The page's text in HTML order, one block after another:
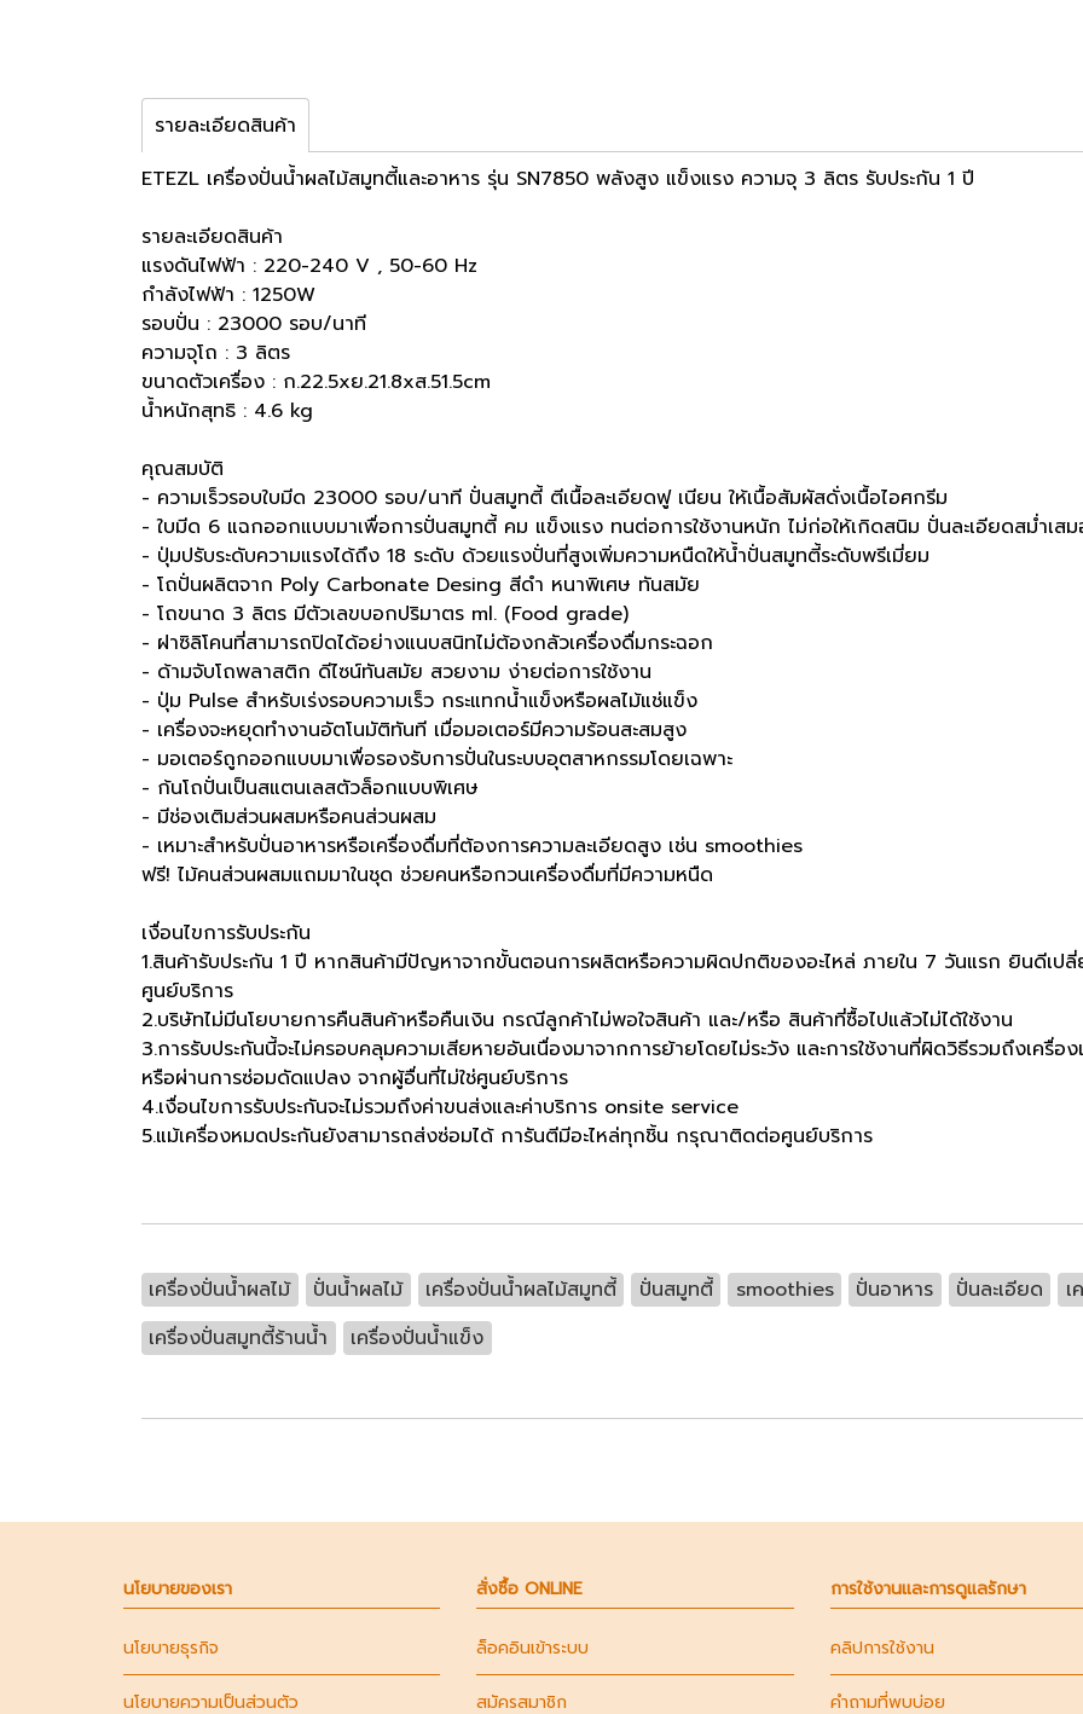
รายละเอียดสินค้า
ETEZL เครื่องปั่นน้ำผลไม้สมูทตี้และอาหาร รุ่น SN7850 พลังสูง แข็งแรง ความจุ 3 ลิตร รับประกัน 1 ปี
รายละเอียดสินค้า
แรงดันไฟฟ้า : 220-240 V , 50-60 Hz
กำลังไฟฟ้า : 1250W
รอบปั่น : 23000 รอบ/นาที
ความจุโถ : 3 ลิตร
ขนาดตัวเครื่อง : ก.22.5xย.21.8xส.51.5cm
น้ำหนักสุทธิ : 4.6 kg
คุณสมบัติ
- ความเร็วรอบใบมีด 23000 รอบ/นาที ปั่นสมูทตี้ ตีเนื้อละเอียดฟู เนียน ให้เนื้อสัมผัสดั่งเนื้อไอศกรีม
- ใบมีด 6 แฉกออกแบบมาเพื่อการปั่นสมูทตี้ คม แข็งแรง ทนต่อการใช้งานหนัก ไม่ก่อให้เกิดสนิม ปั่นละเอียดสม่ำเส
- ปุ่มปรับระดับความแรงได้ถึง 18 ระดับ ด้วยแรงปั่นที่สูงเพิ่มความหนืดให้น้ำปั่นสมูทตี้ระดับพรีเมี่ยม
- โถปั่นผลิตจาก Poly Carbonate Desing สีดำ หนาพิเศษ ทันสมัย
- โถขนาด 3 ลิตร มีตัวเลขบอกปริมาตร ml. (Food grade)
- ฝาซิลิโคนที่สามารถปิดได้อย่างแนบสนิทไม่ต้องกลัวเครื่องดื่มกระฉอก
- ด้ามจับโถพลาสติก ดีไซน์ทันสมัย สวยงาม ง่ายต่อการใช้งาน
- ปุ่ม Pulse สำหรับเร่งรอบความเร็ว กระแทกน้ำแข็งหรือผลไม้แช่แข็ง
- เครื่องจะหยุดทำงานอัตโนมัติทันที เมื่อมอเตอร์มีความร้อนสะสมสูง
- มอเตอร์ถูกออกแบบมาเพื่อรองรับการปั่นในระบบอุตสาหกรรมโดยเฉพาะ
- ก้นโถปั่นเป็นสแตนเลสตัวล็อกแบบพิเศษ
- มีช่องเติมส่วนผสมหรือคนส่วนผสม
- เหมาะสำหรับปั่นอาหารหรือเครื่องดื่มที่ต้องการความละเอียดสูง เช่น smoothies
ฟรี! ไม้คนส่วนผสมแถมมาในชุด ช่วยคนหรือกวนเครื่องดื่มที่มีความหนืด
เงื่อนไขการรับประกัน
1.สินค้ารับประกัน 1 ปี หากสินค้ามีปัญหาจากขั้นตอนการผลิตหรือความผิดปกติของอะไหล่ ภายใน 7 วันแรก ยินดีเป
ศูนย์บริการ
2.บริษัทไม่มีนโยบายการคืนสินค้าหรือคืนเงิน กรณีลูกค้าไม่พอใจสินค้า และ/หรือ สินค้าที่ซื้อไปแล้วไม่ได้ใช้งาน
3.การรับประกันนี้จะไม่ครอบคลุมความเสียหายอันเนื่องมาจากการย้ายโดยไม่ระวัง และการใช้งานที่ผิดวิธีรวมถึงเค
หรือผ่านการซ่อมดัดแปลง จากผู้อื่นที่ไม่ใช่ศูนย์บริการ
4.เงื่อนไขการรับประกันจะไม่รวมถึงค่าขนส่งและค่าบริการ onsite service
5.แม้เครื่องหมดประกันยังสามารถส่งซ่อมได้ การันตีมีอะไหล่ทุกชิ้น กรุณาติดต่อศูนย์บริการ
เครื่องปั่นน้ำผลไม้ ปั่นน้ำผลไม้ เครื่องปั่นน้ำผลไม้สมูทตี้ ปั่นสมูทตี้ smoothies ปั่นอาหาร ปั่นละเอียด
เ
เครื่องปั่นสมูทตี้ร้านน้ำ
เครื่องปั่นน้ำแข็ง
นโยบายของเรา
นโยบายธุรกิจ
นโยบายความเป็นส่วนตัว
สั่งซื้อ ONLINE
ล็อคอินเข้าระบบ
สมัครสมาชิก
การใช้งานและการดูแลรักษา
คลิปการใช้งาน
คำถามที่พบบ่อย